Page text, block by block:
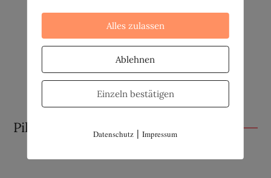
Pille absetzen
Alles zulassen
Ablehnen
Einzeln bestätigen
Datenschutz |Impressum